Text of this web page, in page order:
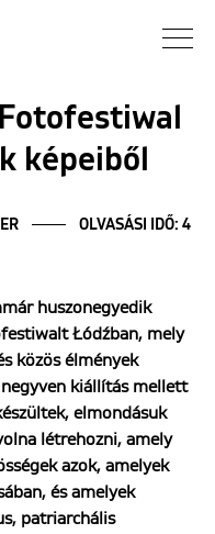
képeiből
OLVASÁSI IDŐ: 4
huszonegyedik
Łódźban, mely
közös élmények
kiállítás mellett
elmondásuk
létrehozni, amely
azok, amelyek
és amelyek
patriarchális